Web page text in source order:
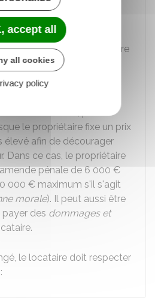
délivré à un locataire
n'a pas informé le locataire
de vente à des
à un prix plus avantageux
le propriétaire fixe un prix
élevé afin de décourager
Dans ce cas, le propriétaire
pénale de6 000 €
000 € maximum s'il s'agit
morale). Il peut aussi être
des dommages et
le locataire doit respecter
accept all
all cookies
policy